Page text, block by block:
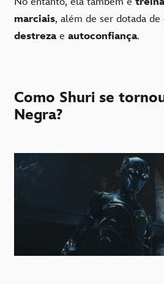
marciais, além de ser dotada de
destreza e autoconfiança.
Como Shuri se
Negra?